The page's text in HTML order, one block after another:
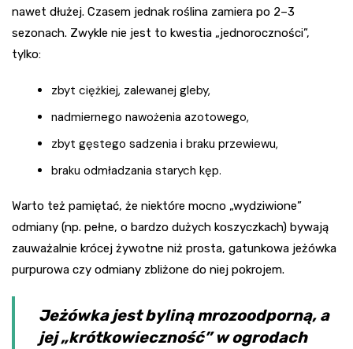
nawet dłużej. Czasem jednak roślina zamiera po 2–3
sezonach. Zwykle nie jest to kwestia „jednoroczności”,
tylko:
zbyt ciężkiej, zalewanej gleby,
nadmiernego nawożenia azotowego,
zbyt gęstego sadzenia i braku przewiewu,
braku odmładzania starych kęp.
Warto też pamiętać, że niektóre mocno „wydziwione”
odmiany (np. pełne, o bardzo dużych koszyczkach) bywają
zauważalnie krócej żywotne niż prosta, gatunkowa jeżówka
purpurowa czy odmiany zbliżone do niej pokrojem.
Jeżówka jest byliną mrozoodporną, a
jej „krótkowieczność” w ogrodach